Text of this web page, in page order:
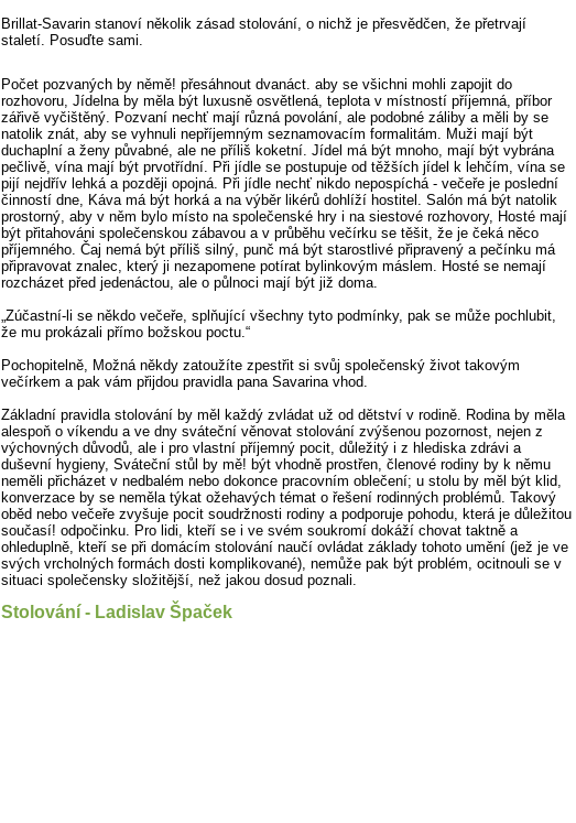
Brillat-Savarin stanoví několik zásad stolování, o nichž je přesvědčen, že přetrvají
staletí. Posuďte sami.
Počet pozvaných by němě! přesáhnout dvanáct. aby se všichni mohli zapojit do
rozhovoru, Jídelna by měla být luxusně osvětlená, teplota v místností příjemná, příbor
zářivě vyčištěný. Pozvaní nechť mají různá povolání, ale podobné záliby a měli by se
natolik znát, aby se vyhnuli nepříjemným seznamovacím formalitám. Muži mají být
duchaplní a ženy půvabné, ale ne příliš koketní. Jídel má být mnoho, mají být vybrána
pečlivě, vína mají být prvotřídní. Při jídle se postupuje od těžších jídel k lehčím, vína se
pijí nejdřív lehká a později opojná. Při jídle nechť nikdo nepospíchá - večeře je poslední
činností dne, Káva má být horká a na výběr likérů dohlíží hostitel. Salón má být natolik
prostorný, aby v něm bylo místo na společenské hry i na siestové rozhovory, Hosté mají
být přitahováni společenskou zábavou a v průběhu večírku se těšit, že je čeká něco
příjemného. Čaj nemá být příliš silný, punč má být starostlivé připravený a pečínku má
připravovat znalec, který ji nezapomene potírat bylinkovým máslem. Hosté se nemají
rozcházet před jedenáctou, ale o půlnoci mají být již doma.
„Zúčastní-li se někdo večeře, splňující všechny tyto podmínky, pak se může pochlubit,
že mu prokázali přímo božskou poctu.“
Pochopitelně, Možná někdy zatoužíte zpestřit si svůj společenský život takovým
večírkem a pak vám přijdou pravidla pana Savarina vhod.
Základní pravidla stolování by měl každý zvládat už od dětství v rodině. Rodina by měla
alespoň o víkendu a ve dny sváteční věnovat stolování zvýšenou pozornost, nejen z
výchovných důvodů, ale i pro vlastní příjemný pocit, důležitý i z hlediska zdrávi a
duševní hygieny, Sváteční stůl by mě! být vhodně prostřen, členové rodiny by k němu
neměli přicházet v nedbalém nebo dokonce pracovním oblečení; u stolu by měl být klid,
konverzace by se neměla týkat ožehavých témat o řešení rodinných problémů. Takový
oběd nebo večeře zvyšuje pocit soudržnosti rodiny a podporuje pohodu, která je důležitou
současí! odpočinku. Pro lidi, kteří se i ve svém soukromí dokáží chovat taktně a
ohleduplně, kteří se při domácím stolování naučí ovládat základy tohoto umění (jež je ve
svých vrcholných formách dosti komplikované), nemůže pak být problém, ocitnouli se v
situaci společensky složitější, než jakou dosud poznali.
Stolování - Ladislav Špaček